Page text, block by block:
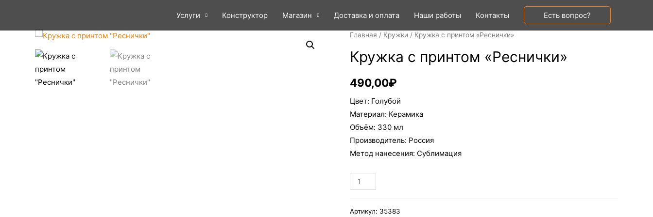
Услуги Конструктор Магазин Доставка и оплата Наши работы Контакты Есть вопрос?
Главная / Кружки / Кружка с принтом «Реснички»
Кружка с принтом «Реснички»
490,00₽
Цвет: Голубой
Материал: Керамика
Объём: 330 мл
Производитель: Россия
Метод нанесения: Сублимация
Количество
Кружка
Артикул: 35383